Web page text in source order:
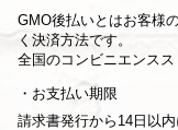
GMO後払いとはお客様
く決済方法です。
全国のコンビニエンスス
お支払い期限
請求書発行から14日以